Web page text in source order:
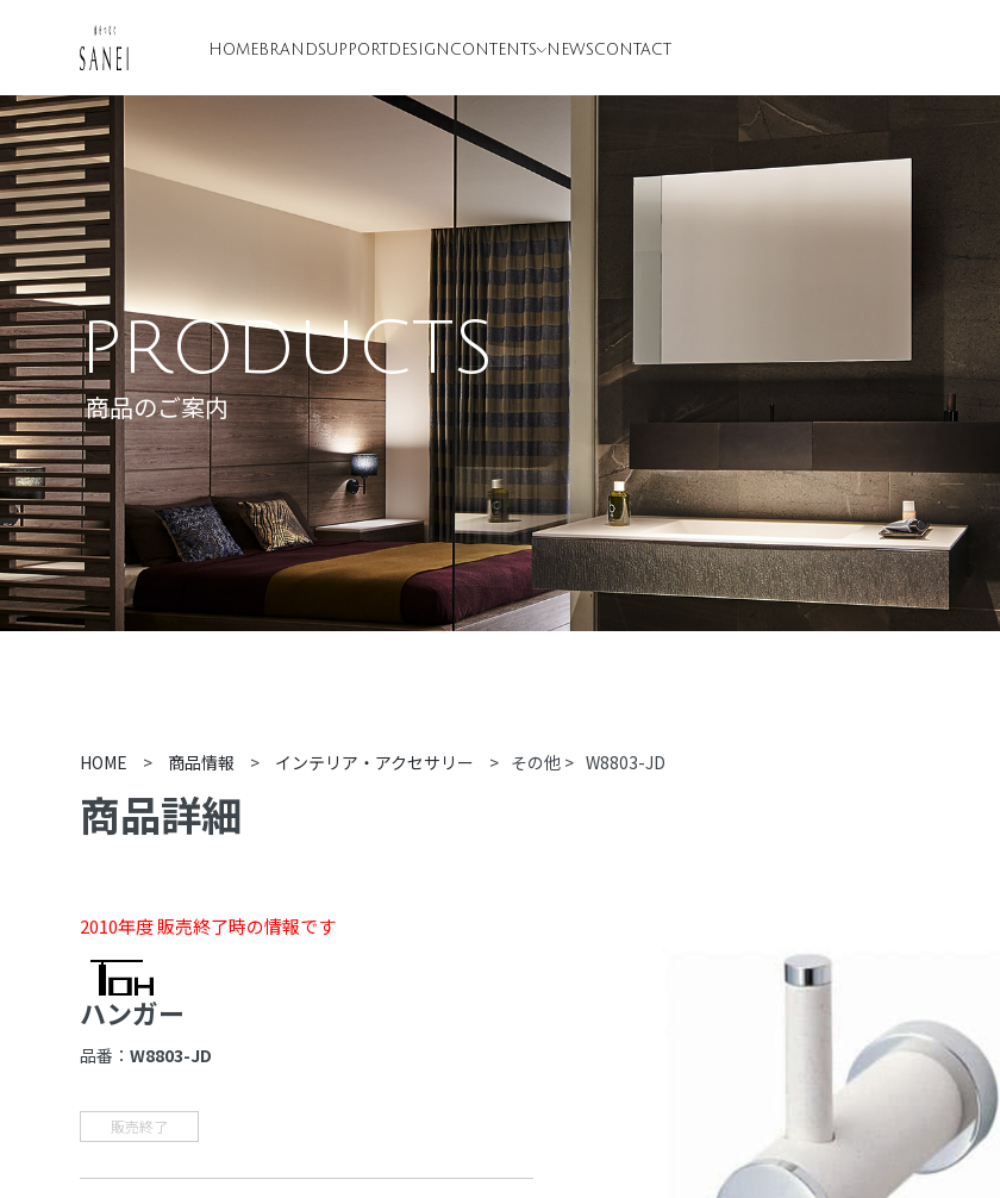
HOME BRANDSUPPORT DESIGN CONTENTS NEWSCONTACT
PRODUCTS
商品のご案内
HOME > 商品情報 > インテリア・アクセサリー > その他 > W8803-JD
商品詳細
2010年度 販売終了時の情報です
ハンガー
品番：W8803-JD
販売終了